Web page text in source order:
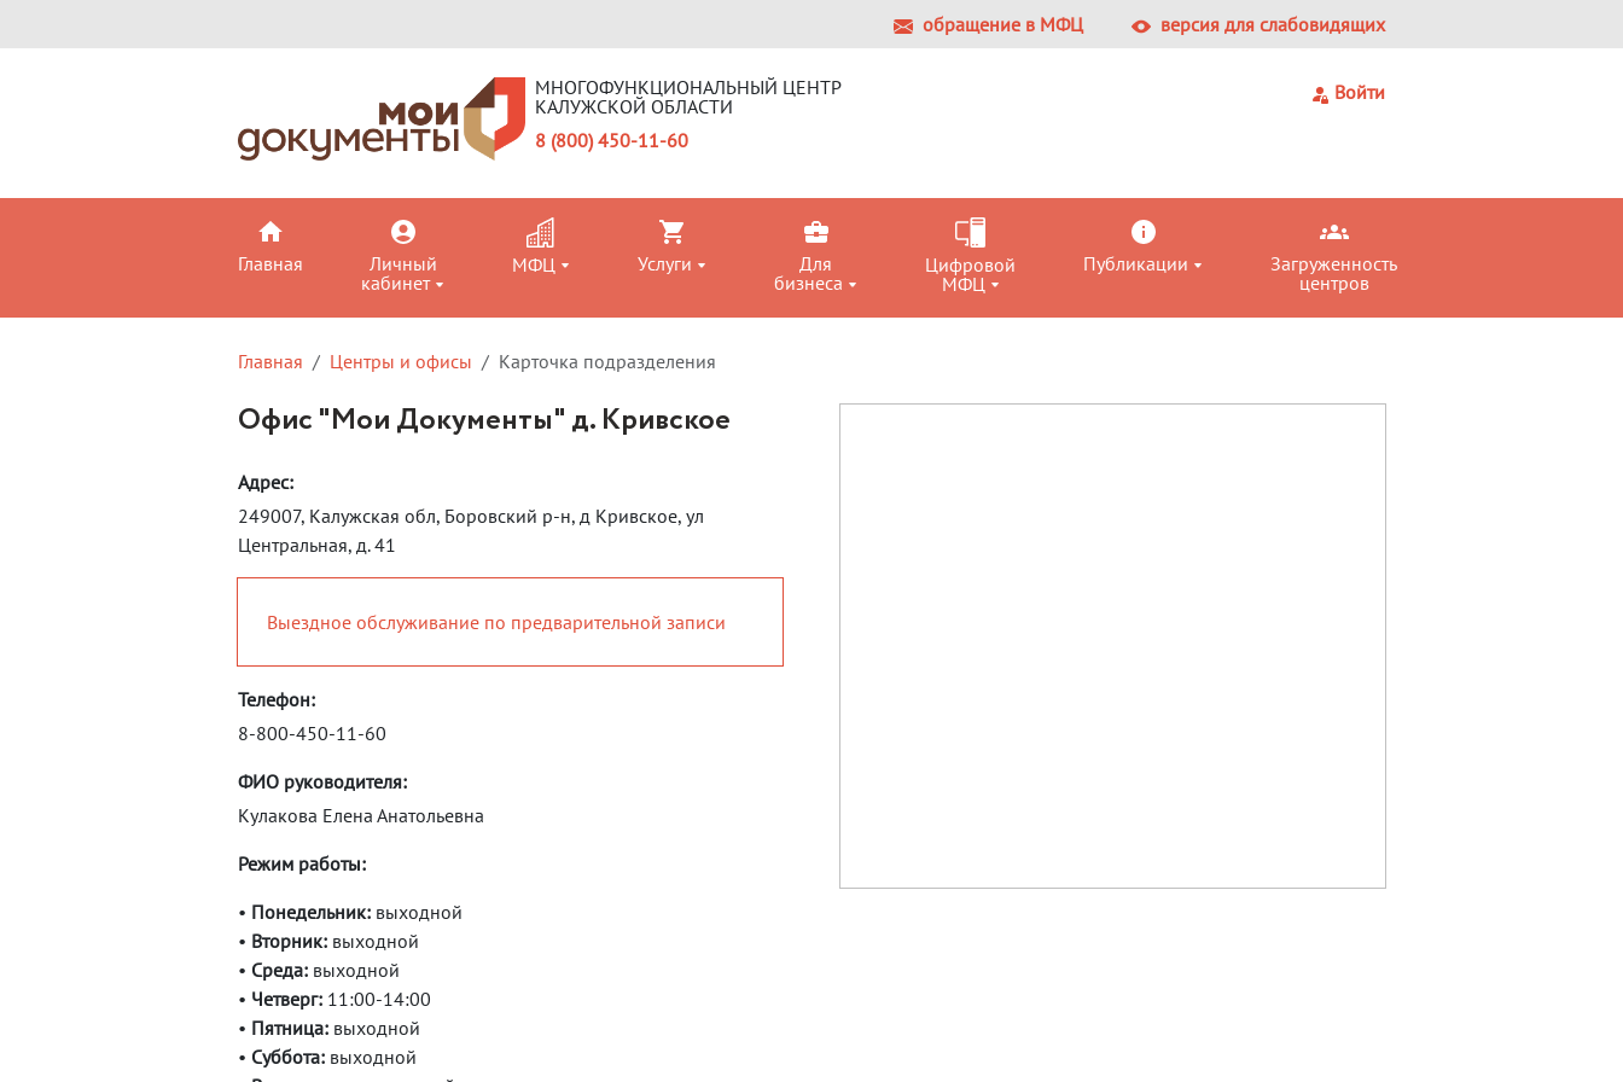
обращение в МФЦ версия для слабовидящих
МНОГОФУНКЦИОНАЛЬНЫЙ ЦЕНТР
КАЛУЖСКОЙ ОБЛАСТИ
8 (800) 450-11-60
Войти
Главная
Личный
кабинет
МФЦ Услуги
Для
бизнеса
Цифровой
МФЦ
Публикации
Загруженность
центров
Главная Центры и офисы Карточка подразделения
Офис "Мои Документы" д. Кривское
Адрес:
249007, Калужская обл, Боровский р-н, д Кривское, ул
Центральная, д. 41
Выездное обслуживание по предварительной записи
Телефон:
8-800-450-11-60
ФИО руководителя:
Кулакова Елена Анатольевна
Режим работы:
• Понедельник: выходной
• Вторник: выходной
• Среда: выходной
• Четверг: 11:00-14:00
• Пятница: выходной
• Суббота: выходной